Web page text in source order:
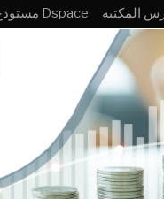
Dspace مستودع